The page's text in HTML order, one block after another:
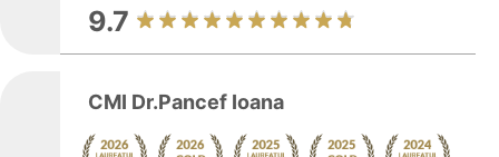
9.7
CMI Dr.Pancef Ioana